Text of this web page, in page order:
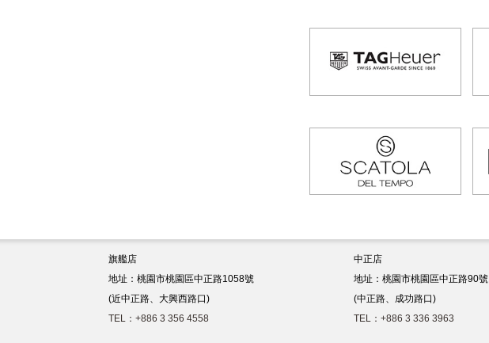
旗艦店
地址：桃園市桃園區中正路1058號
(近中正路、大興西路口)
TEL：+886 3 356 4558
中正店
地址：桃園市桃園區中正路90號
(中正路、成功路口)
TEL：+886 3 336 3963